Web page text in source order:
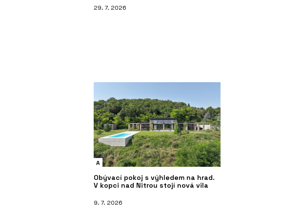
29. 7. 2026
A
Obývací pokoj s výhledem na hrad.
V kopci nad Nitrou stojí nová vila
9. 7. 2026